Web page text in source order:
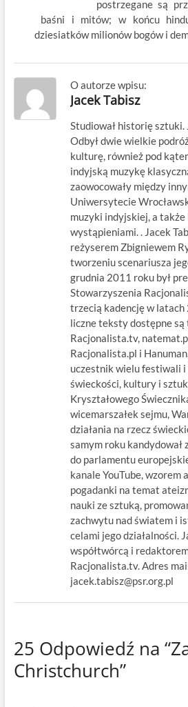
postrzegane są
baśni i mitów; w końcu
dziesiatków milionów bogów i
O autorze wpisu:
Jacek Tabisz
Studiował historię
Odbył dwie wielkie
kulturę, również pod
indyjską muzykę
zaowocowały między
Uniwersytecie
muzyki indyjskiej, a
wystąpieniami. . Jacek
reżyserem Zbigniewem
tworzeniu scenariusza
grudnia 2011 roku był
Stowarzyszenia
trzecią kadencję w
liczne teksty dostępne
Racjonalista.tv,
Racjonalista.pl i
uczestnik wielu festiwali
świeckości, kultury i
Kryształowego
wicemarszałek sejmu,
działania na rzecz
samym roku kandydował
do parlamentu
kanale YouTube, wzorem
pogadanki na temat
nauki ze sztuką,
zachwytu nad światem i
celami jego działalności.
współtwórcą i
Racjonalista.tv. Adres
jacek.tabisz@psr.org.pl
25 Odpowiedź na
Christchurch”